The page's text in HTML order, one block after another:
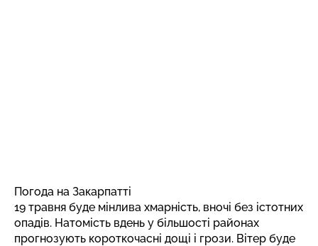
Погода на Закарпатті
19 травня буде мінлива хмарність, вночі без істотних
опадів. Натомість вдень у більшості районах
прогнозують короткочасні дощі і грози. Вітер буде